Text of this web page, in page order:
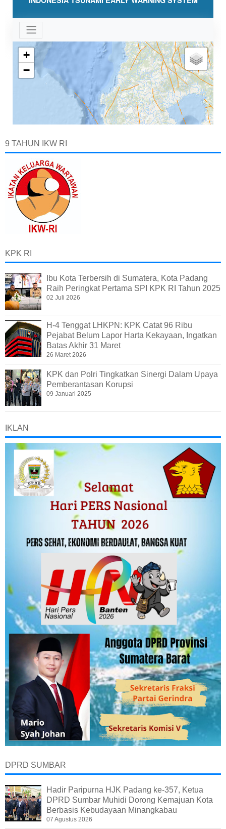
9 TAHUN IKW RI
KPK RI
Ibu Kota Terbersih di Sumatera, Kota Padang
Raih Peringkat Pertama SPI KPK RI Tahun 2025
02 Juli 2026
H-4 Tenggat LHKPN: KPK Catat 96 Ribu
Pejabat Belum Lapor Harta Kekayaan, Ingatkan
Batas Akhir 31 Maret
26 Maret 2026
KPK dan Polri Tingkatkan Sinergi Dalam Upaya
Pemberantasan Korupsi
09 Januari 2025
IKLAN
DPRD SUMBAR
Hadir Paripurna HJK Padang ke-357, Ketua
DPRD Sumbar Muhidi Dorong Kemajuan Kota
Berbasis Kebudayaan Minangkabau
07 Agustus 2026